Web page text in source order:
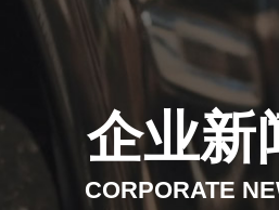
企业新
CORPORATE